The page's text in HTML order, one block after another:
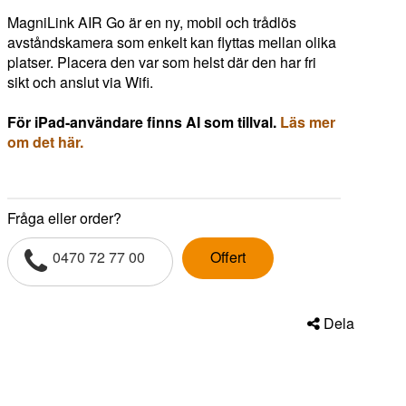
MagniLink AIR Go är en ny, mobil och trådlös
avståndskamera som enkelt kan flyttas mellan olika
platser. Placera den var som helst där den har fri
sikt och anslut via Wifi.
För iPad-användare finns AI som tillval. Läs mer
om det här.
Fråga eller order?
0470 72 77 00
Offert
Dela